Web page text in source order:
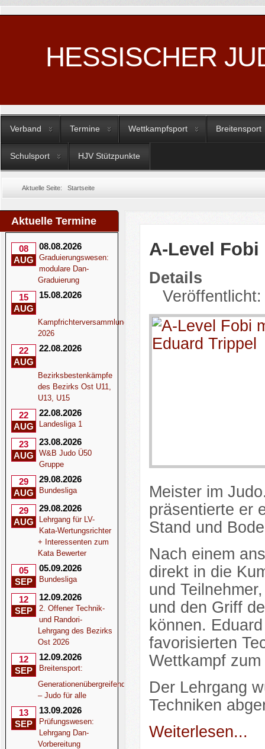
HESSISCHER
Verband Termine Wettkampfsport Breitensport
Schulsport HJV Stützpunkte
Aktuelle Seite: Startseite
Aktuelle Termine
08
AUG
08.08.2026
Graduierungswesen:
modulare Dan-
Graduierung
15
AUG
15.08.2026
Kampfrichterversammlung
2026
22
AUG
22.08.2026
Bezirksbestenkämpfe
des Bezirks Ost U11,
U13, U15
22
AUG
22.08.2026
Landesliga 1
23
AUG
23.08.2026
W&B Judo Ü50
Gruppe
29
AUG
29.08.2026
Bundesliga
29
AUG
29.08.2026
Lehrgang für LV-
Kata-Wertungsrichter
+ Interessenten zum
Kata Bewerter
05
SEP
05.09.2026
Bundesliga
12
SEP
12.09.2026
2. Offener Technik-
und Randori-
Lehrgang des Bezirks
Ost 2026
12
SEP
12.09.2026
Breitensport:
Generationenübergreifend
– Judo für alle
13
SEP
13.09.2026
Prüfungswesen:
Lehrgang Dan-
Vorbereitung
A-Level
Details
Meister im
präsentierte er
Stand und
Nach einem
direkt in die
und
und den Griff
können.
favorisierten
Wettkampf
Der Lehrgang
Techniken
Weiterlesen...